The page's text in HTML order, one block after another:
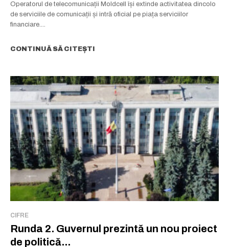
Operatorul de telecomunicații Moldcell își extinde activitatea dincolo
de serviciile de comunicații și intră oficial pe piața serviciilor
financiare....
CONTINUĂ SĂ CITEȘTI
CIFRE
Runda 2. Guvernul prezintă un nou proiect
de politică...